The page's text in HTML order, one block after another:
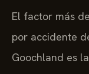
El factor más
por accidente
Goochland es